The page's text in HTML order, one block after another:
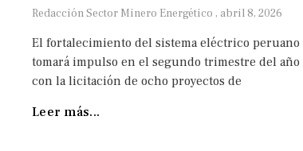
Redacción Sector Minero Energético abril 8, 2026
El fortalecimiento del sistema eléctrico peruano
tomará impulso en el segundo trimestre del año
con la licitación de ocho proyectos de
Leer más...